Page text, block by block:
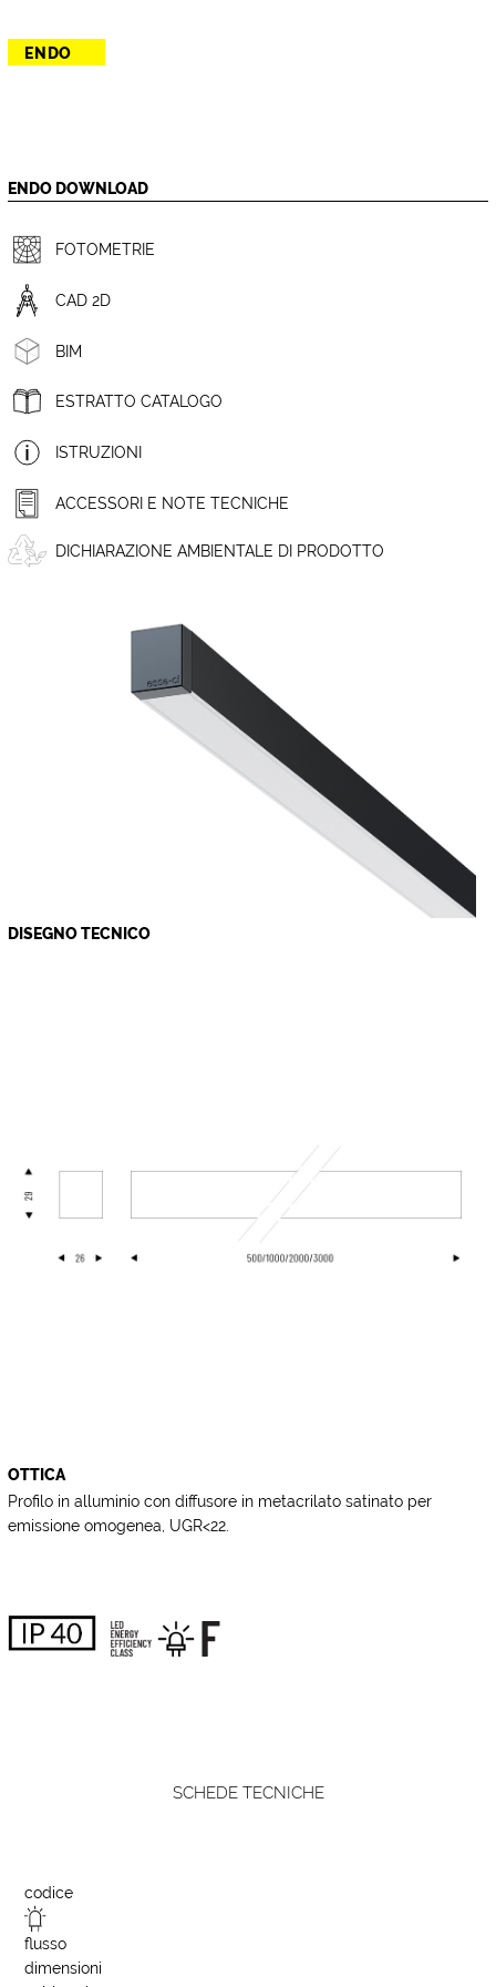
ENDO
ENDO DOWNLOAD
FOTOMETRIE
CAD 2D
BIM
ESTRATTO CATALOGO
ISTRUZIONI
ACCESSORI E NOTE TECNICHE
DICHIARAZIONE AMBIENTALE DI PRODOTTO
DISEGNO TECNICO
OTTICA
Profilo in alluminio con diffusore in metacrilato satinato per
emissione omogenea, UGR<22.
SCHEDE TECNICHE
codice
flusso
dimensioni